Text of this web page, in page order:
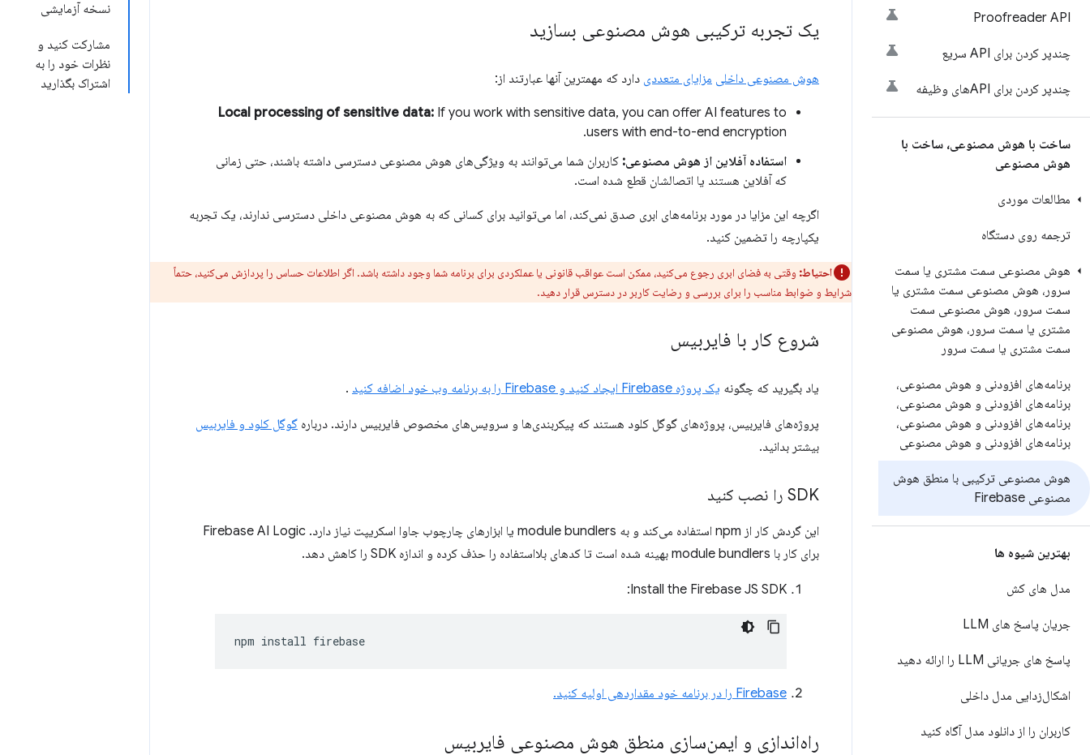
Proofreader API
چندپر کردن برای API سریع
چندپر کردن برای APIهای وظیفه
ساخت با هوش مصنوعی، ساخت با
هوش مصنوعی
مطالعات موردی
ترجمه روی دستگاه
هوش مصنوعی سمت مشتری یا سمت
سرور، هوش مصنوعی سمت مشتری یا
سمت سرور، هوش مصنوعی سمت
مشتری یا سمت سرور، هوش مصنوعی
سمت مشتری یا سمت سرور
برنامه‌های افزودنی و هوش مصنوعی،
برنامه‌های افزودنی و هوش مصنوعی،
برنامه‌های افزودنی و هوش مصنوعی،
برنامه‌های افزودنی و هوش مصنوعی
هوش مصنوعی ترکیبی با منطق هوش
مصنوعی Firebase
بهترین شیوه ها
مدل های کش
جریان پاسخ های LLM
پاسخ های جریانی LLM را ارائه دهید
اشکال‌زدایی مدل داخلی
کاربران را از دانلود مدل آگاه کنید
نسخه آزمایشی
مشارکت کنید و
نظرات خود را به
اشتراک بگذارید
یک تجربه ترکیبی هوش مصنوعی بسازید
هوش مصنوعی داخلی مزایای متعددی دارد که مهمترین آنها عبارتند از:
Local processing of sensitive data: If you work with sensitive data, you can offer AI features to
users with end-to-end encryption.
استفاده آفلاین از هوش مصنوعی: کاربران شما می‌توانند به ویژگی‌های هوش مصنوعی دسترسی داشته باشند، حتی زمانی
که آفلاین هستند یا اتصالشان قطع شده است.
اگرچه این مزایا در مورد برنامه‌های ابری صدق نمی‌کند، اما می‌توانید برای کسانی که به هوش مصنوعی داخلی دسترسی ندارند، یک تجربه
یکپارچه را تضمین کنید.
احتیاط: وقتی به فضای ابری رجوع می‌کنید، ممکن است عواقب قانونی یا عملکردی برای برنامه شما وجود داشته باشد. اگر اطلاعات حساس را پردازش می‌کنید، حتماً
شرایط و ضوابط مناسب را برای بررسی و رضایت کاربر در دسترس قرار دهید.
شروع کار با فایربیس
یاد بگیرید که چگونه یک پروژه Firebase ایجاد کنید و Firebase را به برنامه وب خود اضافه کنید .
پروژه‌های فایربیس، پروژه‌های گوگل کلود هستند که پیکربندی‌ها و سرویس‌های مخصوص فایربیس دارند. درباره گوگل کلود و فایربیس
بیشتر بدانید.
SDK را نصب کنید
این گردش کار از npm استفاده می‌کند و به module bundlers یا ابزارهای چارچوب جاوا اسکریپت نیاز دارد. Firebase AI Logic
برای کار با module bundlers بهینه شده است تا کدهای بلااستفاده را حذف کرده و اندازه SDK را کاهش دهد.
Install the Firebase JS SDK:
npm install
Firebase را در برنامه خود مقداردهی اولیه کنید.
راه‌اندازی و ایمن‌سازی منطق هوش مصنوعی فایربیس